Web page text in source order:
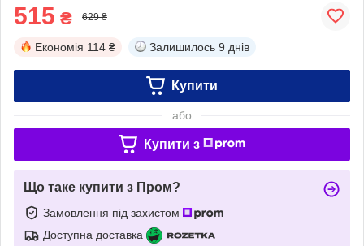
515 ₴ 629 ₴
Економія 114 ₴ Залишилось 9 днів
Купити
або
Купити з
Що таке купити з Пром?
Замовлення під захистом
Доступна доставка